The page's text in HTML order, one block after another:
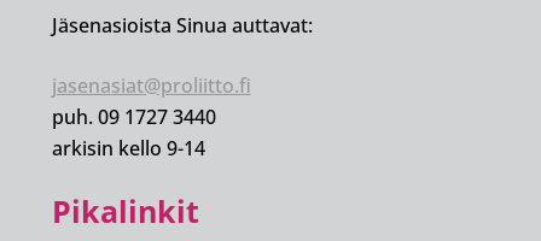
Jäsenasioista Sinua auttavat:
jasenasiat@proliitto.fi
puh. 09 1727 3440
arkisin kello 9-14
Pikalinkit